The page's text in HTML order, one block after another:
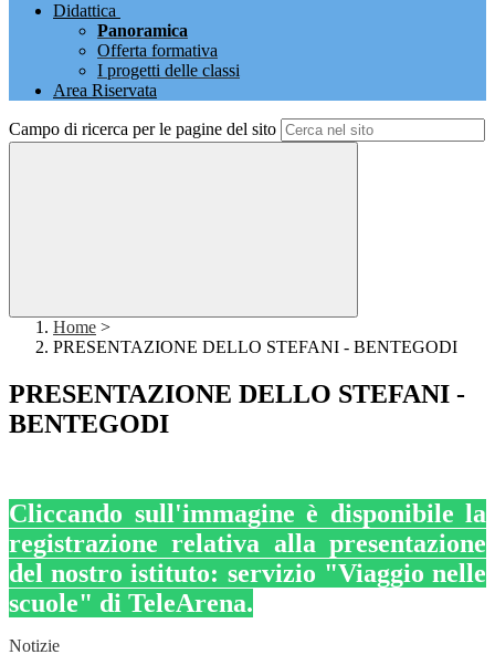
Didattica
Panoramica
Offerta formativa
I progetti delle classi
Area Riservata
Campo di ricerca per le pagine del sito
Home >
PRESENTAZIONE DELLO STEFANI - BENTEGODI
PRESENTAZIONE DELLO STEFANI -
BENTEGODI
Cliccando sull'immagine è disponibile la
registrazione relativa alla presentazione
del nostro istituto: servizio "Viaggio nelle
scuole" di TeleArena.
Notizie